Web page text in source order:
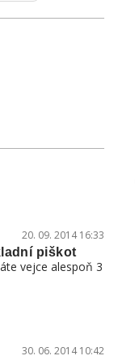
20. 09. 2014 16:33
piškot
vejce alespoň 3
30. 06. 2014 10:42